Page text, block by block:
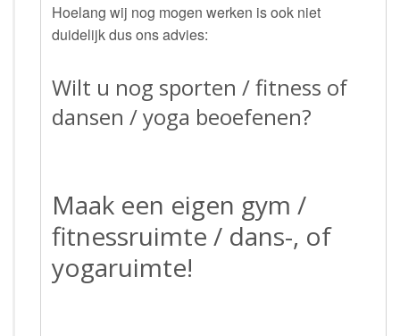
Hoelang wij nog mogen werken is ook niet
duidelijk dus ons advies:
Wilt u nog sporten / fitness of
dansen / yoga beoefenen?
Maak een eigen gym /
fitnessruimte / dans-, of
yogaruimte!